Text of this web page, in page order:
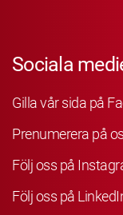
Sociala
Gilla vår sida på
Prenumerera på
Följ oss på
Följ oss på